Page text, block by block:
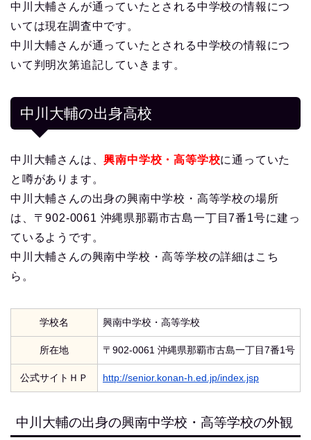
中川大輔さんが通っていたとされる中学校の情報につ
いては現在調査中です。
中川大輔さんが通っていたとされる中学校の情報につ
いて判明次第追記していきます。
中川大輔の出身高校
中川大輔さんは、興南中学校・高等学校に通っていた
と噂があります。
中川大輔さんの出身の興南中学校・高等学校の場所
は、〒902-0061 沖縄県那覇市古島一丁目7番1号に建っ
ているようです。
中川大輔さんの興南中学校・高等学校の詳細はこち
ら。
学校名 興南中学校・高等学校
所在地 〒902-0061 沖縄県那覇市古島一丁目7番1号
公式サイトＨＰ http://senior.konan-h.ed.jp/index.jsp
中川大輔の出身の興南中学校・高等学校の外観